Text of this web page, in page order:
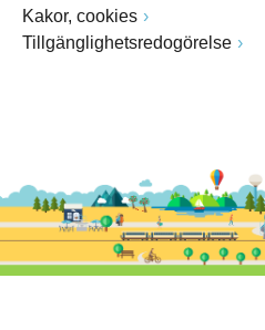
Kakor, cookies
Tillgänglighetsredogörelse